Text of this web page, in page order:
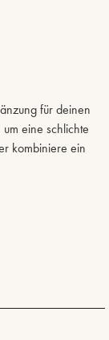
für deinen
eine schlichte
kombiniere ein